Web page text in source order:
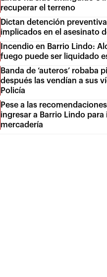
recuperar el terreno
Dictan detención
implicados en el asesinato
Incendio en Barrio Lindo:
fuego puede ser liquidado
Banda de ‘auteros’ robaba
después las vendían a sus
Policía
Pese a las
ingresar a Barrio Lindo
mercadería